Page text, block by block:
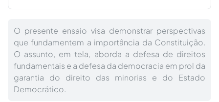
O presente ensaio visa demonstrar perspectivas
que fundamentem a importância da Constituição.
O assunto, em tela, aborda a defesa de direitos
fundamentais e a defesa da democracia em prol da
garantia do direito das minorias e do Estado
Democrático.